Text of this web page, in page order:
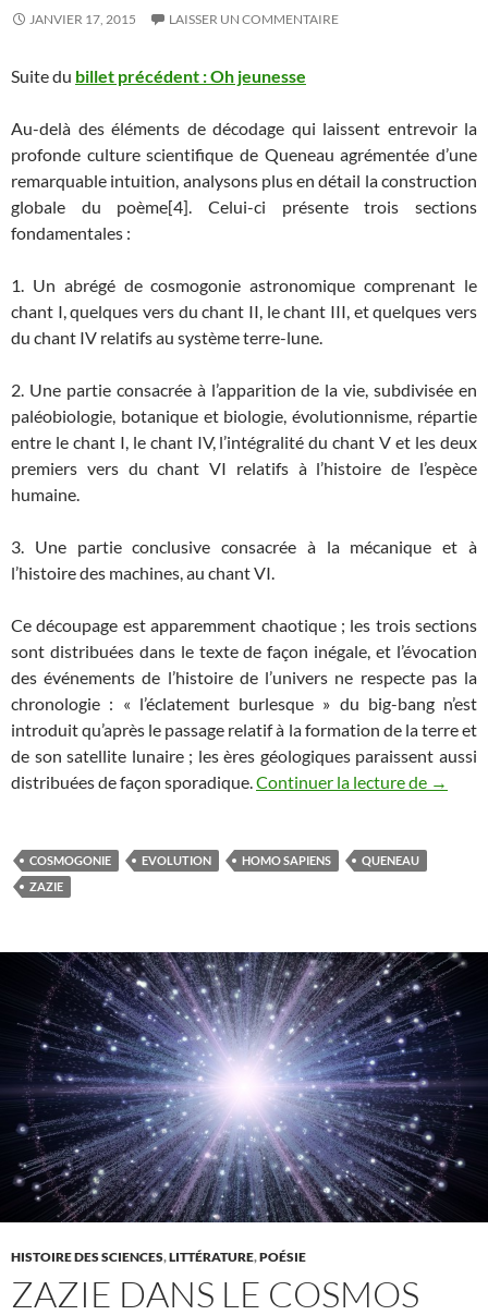
JANVIER 17, 2015 LAISSER UN COMMENTAIRE
Suite du billet précédent : Oh jeunesse
Au-delà des éléments de décodage qui laissent entrevoir la
profonde culture scientifique de Queneau agrémentée d’une
remarquable intuition, analysons plus en détail la construction
globale du poème[4]. Celui-ci présente trois sections
fondamentales :
1. Un abrégé de cosmogonie astronomique comprenant le
chant I, quelques vers du chant II, le chant III, et quelques vers
du chant IV relatifs au système terre-lune.
2. Une partie consacrée à l’apparition de la vie, subdivisée en
paléobiologie, botanique et biologie, évolutionnisme, répartie
entre le chant I, le chant IV, l’intégralité du chant V et les deux
premiers vers du chant VI relatifs à l’histoire de l’espèce
humaine.
3. Une partie conclusive consacrée à la mécanique et à
l’histoire des machines, au chant VI.
Ce découpage est apparemment chaotique ; les trois sections
sont distribuées dans le texte de façon inégale, et l’évocation
des événements de l’histoire de l’univers ne respecte pas la
chronologie : « l’éclatement burlesque » du big-bang n’est
introduit qu’après le passage relatif à la formation de la terre et
de son satellite lunaire ; les ères géologiques paraissent aussi
distribuées de façon sporadique.Continuer la lecture de Zazie
→
COSMOGONIE EVOLUTION HOMO SAPIENS
QUENEAU
ZAZIE
HISTOIRE DES SCIENCES,LITTÉRATURE,POÉSIE
ZAZIE DANS LE COSMOS